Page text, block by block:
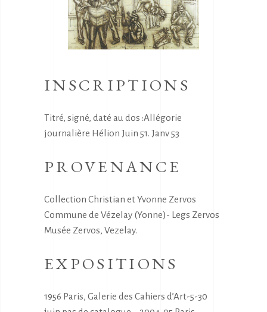
INSCRIPTIONS
Titré, signé, daté au dos :Allégorie
journalière Hélion Juin 51. Janv 53
PROVENANCE
Collection Christian et Yvonne Zervos
Commune de Vézelay (Yonne)- Legs Zervos
Musée Zervos, Vezelay.
EXPOSITIONS
1956 Paris, Galerie des Cahiers d’Art-5-30